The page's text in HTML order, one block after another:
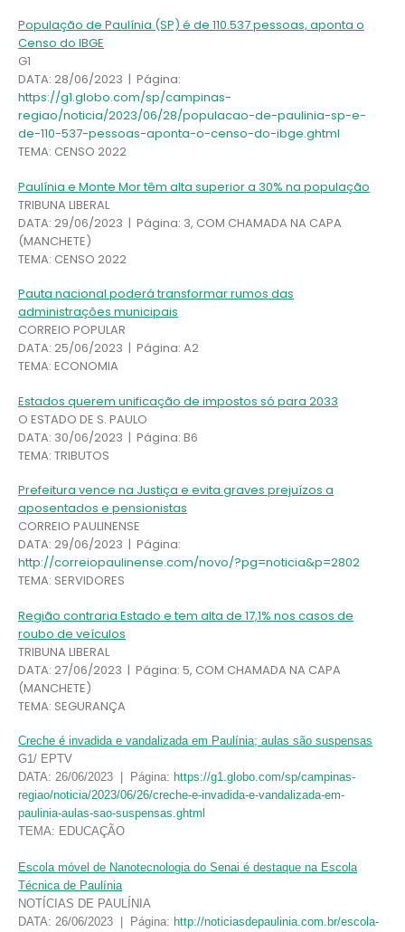
População de Paulínia (SP) é de 110.537 pessoas, aponta o
Censo do IBGE
G1
DATA: 28/06/2023 | Página:
https://g1.globo.com/sp/campinas-
regiao/noticia/2023/06/28/populacao-de-paulinia-sp-e-
de-110-537-pessoas-aponta-o-censo-do-ibge.ghtml
TEMA: CENSO 2022
Paulínia e Monte Mor têm alta superior a 30% na população
TRIBUNA LIBERAL
DATA: 29/06/2023 | Página: 3, COM CHAMADA NA CAPA
(MANCHETE)
TEMA: CENSO 2022
Pauta nacional poderá transformar rumos das
administrações municipais
CORREIO POPULAR
DATA: 25/06/2023 | Página: A2
TEMA: ECONOMIA
Estados querem unificação de impostos só para 2033
O ESTADO DE S. PAULO
DATA: 30/06/2023 | Página: B6
TEMA: TRIBUTOS
Prefeitura vence na Justiça e evita graves prejuízos a
aposentados e pensionistas
CORREIO PAULINENSE
DATA: 29/06/2023 | Página:
http://correiopaulinense.com/novo/?pg=noticia&p=2802
TEMA: SERVIDORES
Região contraria Estado e tem alta de 17,1% nos casos de
roubo de veículos
TRIBUNA LIBERAL
DATA: 27/06/2023 | Página: 5, COM CHAMADA NA CAPA
(MANCHETE)
TEMA: SEGURANÇA
Creche é invadida e vandalizada em Paulínia; aulas são suspensas
G1/ EPTV
DATA: 26/06/2023 | Página: https://g1.globo.com/sp/campinas-
regiao/noticia/2023/06/26/creche-e-invadida-e-vandalizada-em-
paulinia-aulas-sao-suspensas.ghtml
TEMA: EDUCAÇÃO
Escola móvel de Nanotecnologia do Senai é destaque na Escola
Técnica de Paulínia
NOTÍCIAS DE PAULÍNIA
DATA: 26/06/2023 | Página: http://noticiasdepaulinia.com.br/escola-